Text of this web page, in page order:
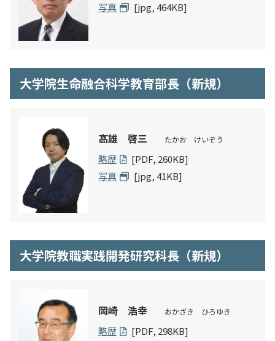
写真
[jpg, 464KB]
大学院生命融合科学教育部長（新規）
髙雄 啓三 たかお けいぞう
略歴
[PDF, 260KB]
写真
[jpg, 41KB]
大学院教職実践開発研究科長（新規）
岡崎 浩幸 おかざき ひろゆき
略歴
[PDF, 298KB]